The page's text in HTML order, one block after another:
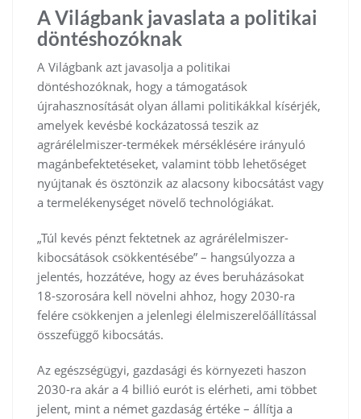
A Világbank javaslata a politikai
döntéshozóknak
A Világbank azt javasolja a politikai
döntéshozóknak, hogy a támogatások
újrahasznosítását olyan állami politikákkal kísérjék,
amelyek kevésbé kockázatossá teszik az
agrárélelmiszer-termékek mérséklésére irányuló
magánbefektetéseket, valamint több lehetőséget
nyújtanak és ösztönzik az alacsony kibocsátást vagy
a termelékenységet növelő technológiákat.
„Túl kevés pénzt fektetnek az agrárélelmiszer-
kibocsátások csökkentésébe” – hangsúlyozza a
jelentés, hozzátéve, hogy az éves beruházásokat
18-szorosára kell növelni ahhoz, hogy 2030-ra
felére csökkenjen a jelenlegi élelmiszerelőállítással
összefüggő kibocsátás.
Az egészségügyi, gazdasági és környezeti haszon
2030-ra akár a 4 billió eurót is elérheti, ami többet
jelent, mint a német gazdaság értéke – állítja a